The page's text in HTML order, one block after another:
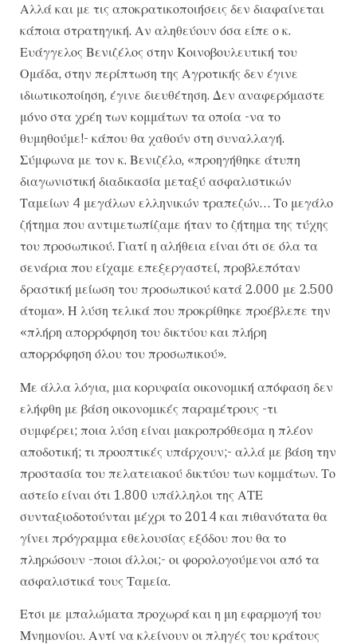
Αλλά και με τις αποκρατικοποιήσεις δεν διαφαίνεται
κάποια στρατηγική. Αν αληθεύουν όσα είπε ο κ.
Ευάγγελος Βενιζέλος στην Κοινοβουλευτική του
Ομάδα, στην περίπτωση της Αγροτικής δεν έγινε
ιδιωτικοποίηση, έγινε διευθέτηση. Δεν αναφερόμαστε
μόνο στα χρέη των κομμάτων τα οποία -να το
θυμηθούμε!- κάπου θα χαθούν στη συναλλαγή.
Σύμφωνα με τον κ. Βενιζέλο, «προηγήθηκε άτυπη
διαγωνιστική διαδικασία μεταξύ ασφαλιστικών
Ταμείων 4 μεγάλων ελληνικών τραπεζών… Το μεγάλο
ζήτημα που αντιμετωπίζαμε ήταν το ζήτημα της τύχης
του προσωπικού. Γιατί η αλήθεια είναι ότι σε όλα τα
σενάρια που είχαμε επεξεργαστεί, προβλεπόταν
δραστική μείωση του προσωπικού κατά 2.000 με 2.500
άτομα». Η λύση τελικά που προκρίθηκε προέβλεπε την
«πλήρη απορρόφηση του δικτύου και πλήρη
απορρόφηση όλου του προσωπικού».
Με άλλα λόγια, μια κορυφαία οικονομική απόφαση δεν
ελήφθη με βάση οικονομικές παραμέτρους -τι
συμφέρει; ποια λύση είναι μακροπρόθεσμα η πλέον
αποδοτική; τι προοπτικές υπάρχουν;- αλλά με βάση την
προστασία του πελατειακού δικτύου των κομμάτων. Το
αστείο είναι ότι 1.800 υπάλληλοι της ΑΤΕ
συνταξιοδοτούνται μέχρι το 2014 και πιθανότατα θα
γίνει πρόγραμμα εθελουσίας εξόδου που θα το
πληρώσουν -ποιοι άλλοι;- οι φορολογούμενοι από τα
ασφαλιστικά τους Ταμεία.
Ετσι με μπαλώματα προχωρά και η μη εφαρμογή του
Μνημονίου. Αντί να κλείνουν οι πληγές του κράτους